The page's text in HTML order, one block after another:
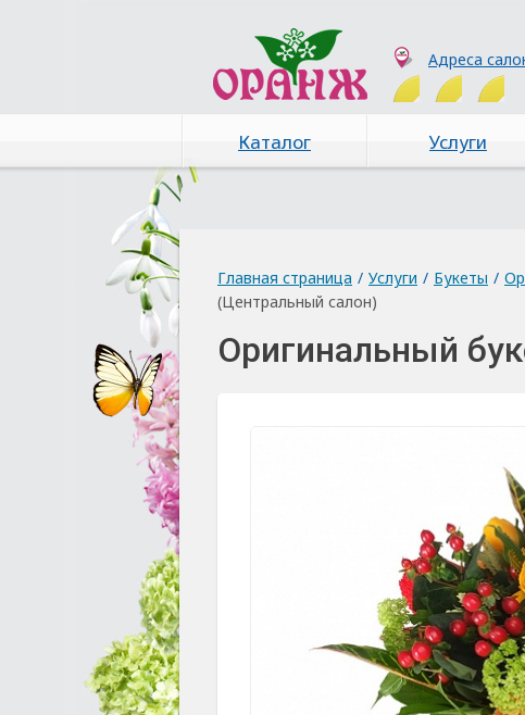
Адреса
Каталог Услуги
Главная страница / Услуги / Букеты /
(Центральный салон)
Оригинальный